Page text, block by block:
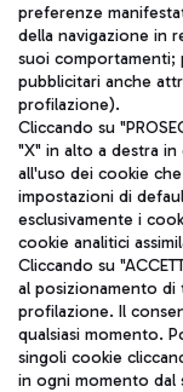
Aeroporti di Roma
coordinamento di
Codice fiscale e
IVA 06572251004
Capitale sociale
Sede legale: Via
telefono +39 06
Privacy policy
Mappa sito
preferenze
della navigazione in
suoi comportamenti;
pubblicitari anche
profilazione).
Cliccando su
"X" in alto a destra
all'uso dei cookie
impostazioni di
esclusivamente i
cookie analitici
Cliccando su
al posizionamento
profilazione. Il
qualsiasi momento.
singoli cookie
in ogni momento dal